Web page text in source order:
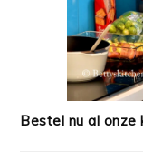
Bestel nu al onze